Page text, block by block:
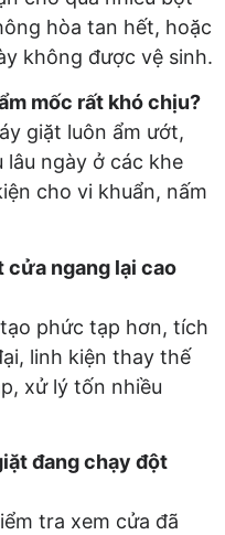
hòa tan hết, hoặc
không được vệ sinh.
mốc rất khó chịu?
giặt luôn ẩm ướt,
ngày ở các khe
cho vi khuẩn, nấm
cửa ngang lại cao
phức tạp hơn, tích
linh kiện thay thế
xử lý tốn nhiều
đang chạy đột
tra xem cửa đã